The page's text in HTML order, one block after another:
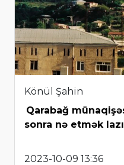
Könül Şahin
Qarabağ
sonra nə etmək
2023-10-09 13:36